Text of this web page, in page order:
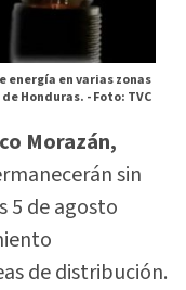
energía en varias zonas
de Honduras. -Foto: TVC
Morazán,
sin
5 de agosto
de distribución.